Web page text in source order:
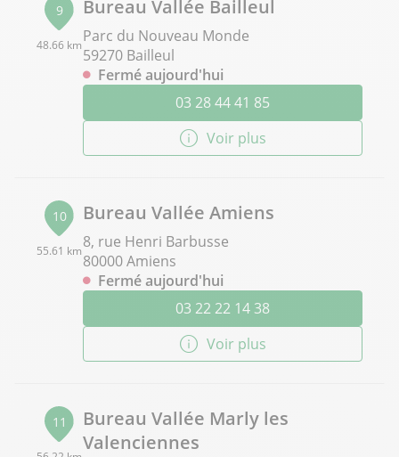
9
48.66 km
Bureau Vallée Bailleul
Parc du Nouveau Monde
59270 Bailleul
Fermé aujourd'hui
03 28 44 41 85
Voir plus
10
55.61 km
Bureau Vallée Amiens
8, rue Henri Barbusse
80000 Amiens
Fermé aujourd'hui
03 22 22 14 38
Voir plus
11
Bureau Vallée Marly les
Valenciennes